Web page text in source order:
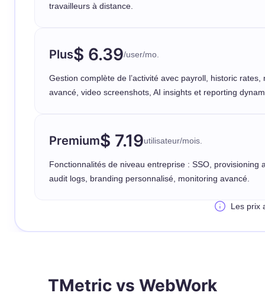
travailleurs à distance.
Plus$ 6.39/user/mo.
Gestion complète de l’activité avec payroll, historic rates,
avancé, video screenshots, AI insights et reporting
Premium$ 7.19utilisateur/mois.
Fonctionnalités de niveau entreprise : SSO, provisioning
audit logs, branding personnalisé, monitoring avancé.
Les prix
TMetric vs WebWork